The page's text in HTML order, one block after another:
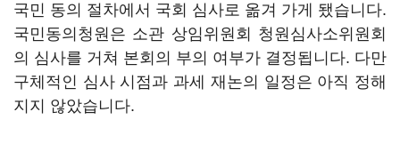
국민 동의 절차에서 국회 심사로 옮겨 가게 됐습니다.
국민동의청원은 소관 상임위원회 청원심사소위원회
의 심사를 거쳐 본회의 부의 여부가 결정됩니다. 다만
구체적인 심사 시점과 과세 재논의 일정은 아직 정해
지지 않았습니다.